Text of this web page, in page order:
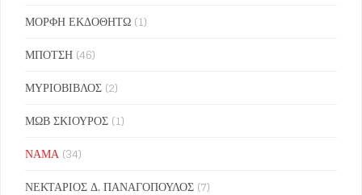
ΜΟΡΦΗ ΕΚΔΟΘΗΤΩ (1)
ΜΠΟΤΣΗ (46)
ΜΥΡΙΟΒΙΒΛΟΣ (2)
ΜΩΒ ΣΚΙΟΥΡΟΣ (1)
ΝΑΜΑ (34)
ΝΕΚΤΑΡΙΟΣ Δ. ΠΑΝΑΓΟΠΟΥΛΟΣ (7)